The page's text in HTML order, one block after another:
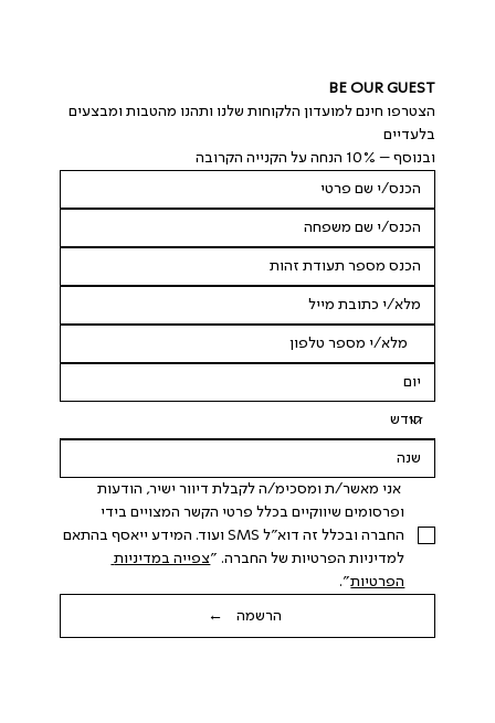
BE OUR GUEST
הצטרפו חינם למועדון הלקוחות שלנו ותהנו מהטבות ומבצעים
בלעדיים
ובנוסף – 10% הנחה על הקנייה הקרובה
אני מאשר/ת ומסכימ/ה לקבלת דיוור ישיר, הודעות
החברה ובכלל זה דוא"ל SMS ועוד. המידע ייאסף בהתאם
למדיניות הפרטיות של החברה. "
צפייה במדיניות
הפרטיות".
הרשמה ←